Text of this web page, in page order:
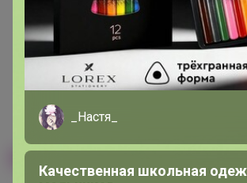
100% оригинал
_Настя_
Качественная школьная